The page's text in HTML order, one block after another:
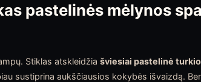
pastelinės mėlynos
Stiklas atskleidžia šviesiai pastelinė
sustiprina aukščiausios kokybės išvaizdą.